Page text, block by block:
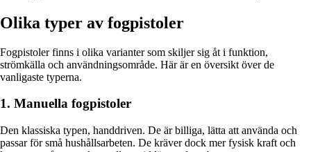
Olika typer av fogpistoler
Fogpistoler finns i olika varianter som skiljer sig åt i funktion,
strömkälla och användningsområde. Här är en översikt över de
vanligaste typerna.
1. Manuella fogpistoler
Den klassiska typen, handdriven. De är billiga, lätta att använda och
passar för små hushållsarbeten. De kräver dock mer fysisk kraft och